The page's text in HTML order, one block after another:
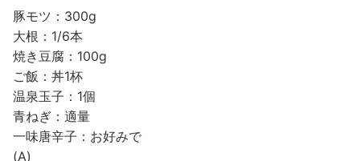
豚モツ：300g
大根：1/6本
焼き豆腐：100g
ご飯：丼1杯
温泉玉子：1個
青ねぎ：適量
一味唐辛子：お好みで
(A)